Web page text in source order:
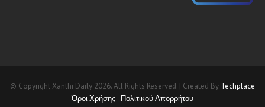
© Copyright Xanthi Daily 2026. All Rights Reserved. | Created By Techplace
Όροι Χρήσης - Πολιτικού Απορρήτου